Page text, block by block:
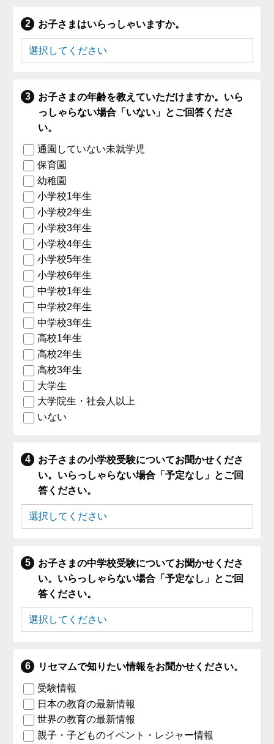
お子さまはいらっしゃいますか。
お子さまの年齢を教えていただけますか。いら
っしゃらない場合「いない」とご回答くださ
い。
通園していない未就学児
保育園
幼稚園
小学校1年生
小学校2年生
小学校3年生
小学校4年生
小学校5年生
小学校6年生
中学校1年生
中学校2年生
中学校3年生
高校1年生
高校2年生
高校3年生
大学生
大学院生・社会人以上
いない
お子さまの小学校受験についてお聞かせくださ
い。いらっしゃらない場合「予定なし」とご回
答ください。
お子さまの中学校受験についてお聞かせくださ
い。いらっしゃらない場合「予定なし」とご回
答ください。
リセマムで知りたい情報をお聞かせください。
受験情報
日本の教育の最新情報
世界の教育の最新情報
親子・子どものイベント・レジャー情報